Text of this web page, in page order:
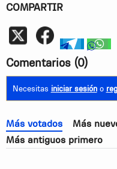
COMPARTIR
telegram
Comentarios (0)
Necesitas iniciar sesióno
Más votados
Más
Más antiguos primero